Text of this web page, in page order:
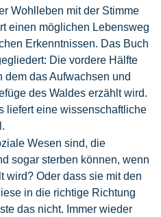
Wohlleben mit der Stimme
einen möglichen Lebensweg
Erkenntnissen. Das Buch
Die vordere Hälfte
dem das Aufwachsen und
des Waldes erzählt wird.
liefert eine wissenschaftliche
Wesen sind, die
sogar sterben können, wenn
wird? Oder dass sie mit den
in die richtige Richtung
das nicht. Immer wieder